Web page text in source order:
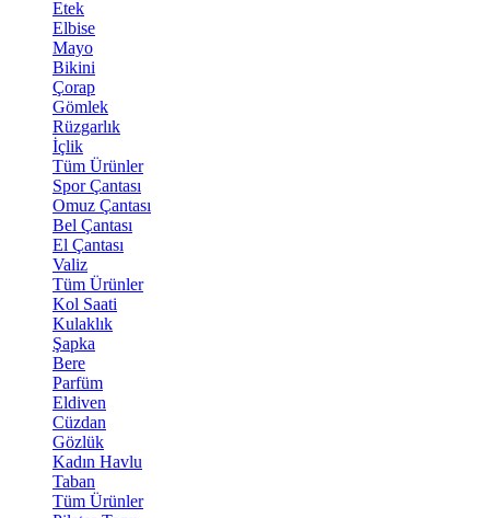
Etek
Elbise
Mayo
Bikini
Çorap
Gömlek
Rüzgarlık
İçlik
Tüm Ürünler
Spor Çantası
Omuz Çantası
Bel Çantası
El Çantası
Valiz
Tüm Ürünler
Kol Saati
Kulaklık
Şapka
Bere
Parfüm
Eldiven
Cüzdan
Gözlük
Kadın Havlu
Taban
Tüm Ürünler